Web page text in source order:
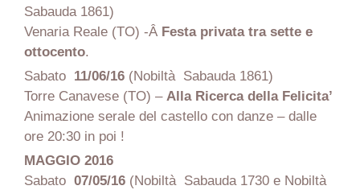
Sabauda 1861)
Venaria Reale (TO) -Â Festa privata tra sette e
ottocento.
Sabato 11/06/16 (Nobiltà Sabauda 1861)
Torre Canavese (TO) – Alla Ricerca della Felicita’
Animazione serale del castello con danze – dalle
ore 20:30 in poi !
MAGGIO 2016
Sabato 07/05/16 (Nobiltà Sabauda 1730 e Nobiltà